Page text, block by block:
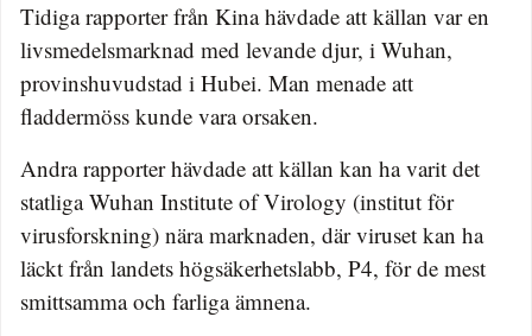
Tidiga rapporter från Kina hävdade att källan var en
livsmedelsmarknad med levande djur, i Wuhan,
provinshuvudstad i Hubei. Man menade att
fladdermöss kunde vara orsaken.
Andra rapporter hävdade att källan kan ha varit det
statliga Wuhan Institute of Virology (institut för
virusforskning) nära marknaden, där viruset kan ha
läckt från landets högsäkerhetslabb, P4, för de mest
smittsamma och farliga ämnena.